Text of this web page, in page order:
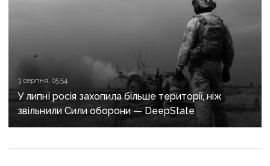
3 серпня, 05:54
У липні росія захопила більше території, ніж
звільнили Сили оборони — DeepState